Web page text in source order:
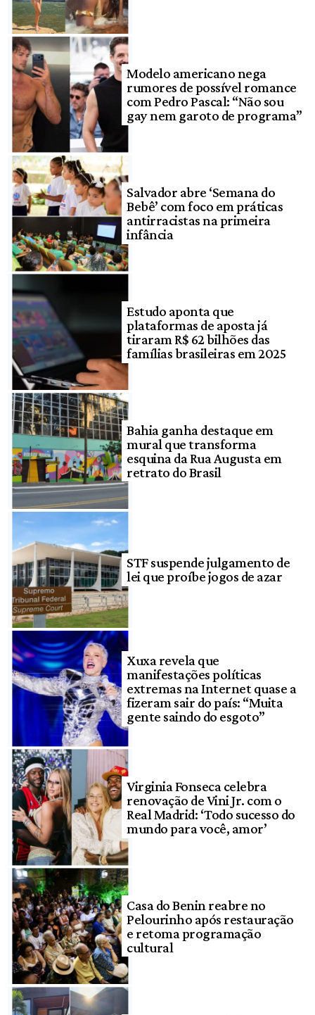
Modelo americano nega
rumores de possível romance
com Pedro Pascal: “Não sou
gay nem garoto de programa”
Salvador abre ‘Semana do
Bebê’ com foco em práticas
antirracistas na primeira
infância
Estudo aponta que
plataformas de aposta já
tiraram R$ 62 bilhões das
famílias brasileiras em 2025
Bahia ganha destaque em
mural que transforma
esquina da Rua Augusta em
retrato do Brasil
STF suspende julgamento de
lei que proíbe jogos de azar
Xuxa revela que
manifestações políticas
extremas na Internet quase a
fizeram sair do país: “Muita
gente saindo do esgoto”
Virginia Fonseca celebra
renovação de Vini Jr. com o
Real Madrid: ‘Todo sucesso do
mundo para você, amor’
Casa do Benin reabre no
Pelourinho após restauração
e retoma programação
cultural